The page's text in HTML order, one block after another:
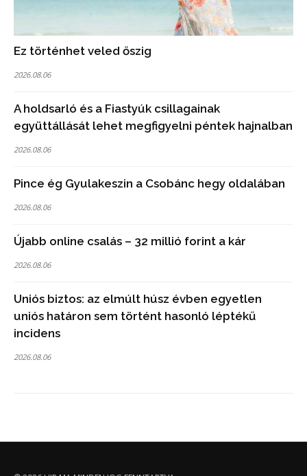
Ez történhet veled őszig
2026.08.06
A holdsarló és a Fiastyúk csillagainak
együttállását lehet megfigyelni péntek hajnalban
2026.08.06
Pince ég Gyulakeszin a Csobánc hegy oldalában
2026.08.06
Újabb online csalás – 32 millió forint a kár
2026.08.06
Uniós biztos: az elmúlt húsz évben egyetlen
uniós határon sem történt hasonló léptékű
incidens
2026.08.06